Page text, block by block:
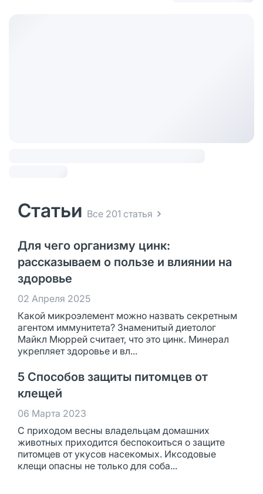
Статьи Все 201 статья
Для чего организму цинк:
рассказываем о пользе и влиянии на
здоровье
02 Апреля 2025
Какой микроэлемент можно назвать секретным
агентом иммунитета? Знаменитый диетолог
Майкл Мюррей считает, что это цинк. Минерал
укрепляет здоровье и вл...
5 Способов защиты питомцев от
клещей
06 Марта 2023
С приходом весны владельцам домашних
животных приходится беспокоиться о защите
питомцев от укусов насекомых. Иксодовые
клещи опасны не только для соба...